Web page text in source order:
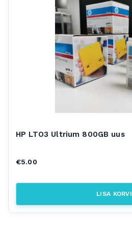
HP LTO3 Ultrium 800GB uus
€5.00
LISA KORVI